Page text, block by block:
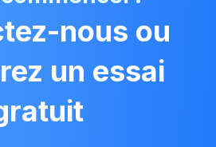
nous ou
un essai